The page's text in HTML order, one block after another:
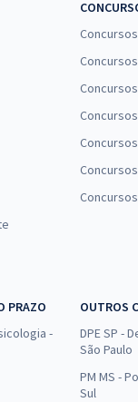
PRAZO
-
OUTROS
DPE SP -
São Paulo
PM MS -
Sul